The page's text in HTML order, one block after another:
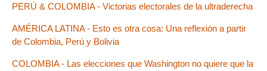
PERÚ & COLOMBIA - Victorias electorales de la ultraderecha
AMÉRICA LATINA - Esto es otra cosa: Una reflexión a partir
de Colombia, Perú y Bolivia
COLOMBIA - Las elecciones que Washington no quiere que la